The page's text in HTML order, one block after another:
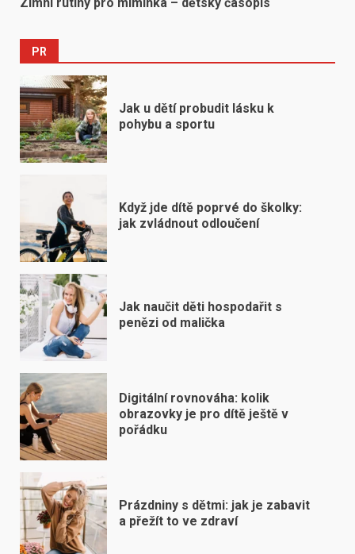
PR
Jak u dětí probudit lásku k
pohybu a sportu
Když jde dítě poprvé do školky:
jak zvládnout odloučení
Jak naučit děti hospodařit s
penězi od malička
Digitální rovnováha: kolik
obrazovky je pro dítě ještě v
pořádku
Prázdniny s dětmi: jak je zabavit
a přežít to ve zdraví